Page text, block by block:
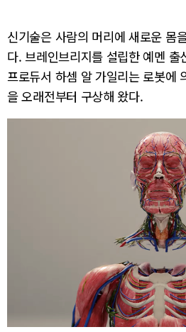
신기술은 사람의 머리에 새로운 몸
다. 브레인브리지를 설립한 예멘 출
프로듀서 하셈 알 가일리는 로봇에
을 오래전부터 구상해 왔다.